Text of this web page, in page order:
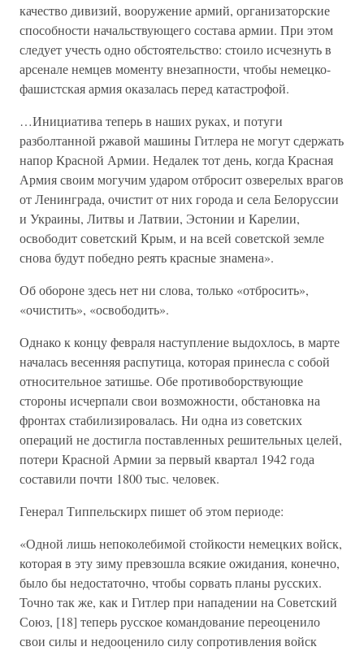
качество дивизий, вооружение армий, организаторские
способности начальствующего состава армии. При этом
следует учесть одно обстоятельство: стоило исчезнуть в
арсенале немцев моменту внезапности, чтобы немецко-
фашистская армия оказалась перед катастрофой.
…Инициатива теперь в наших руках, и потуги
разболтанной ржавой машины Гитлера не могут сдержать
напор Красной Армии. Недалек тот день, когда Красная
Армия своим могучим ударом отбросит озверелых врагов
от Ленинграда, очистит от них города и села Белоруссии
и Украины, Литвы и Латвии, Эстонии и Карелии,
освободит советский Крым, и на всей советской земле
снова будут победно реять красные знамена».
Об обороне здесь нет ни слова, только «отбросить»,
«очистить», «освободить».
Однако к концу февраля наступление выдохлось, в марте
началась весенняя распутица, которая принесла с собой
относительное затишье. Обе противоборствующие
стороны исчерпали свои возможности, обстановка на
фронтах стабилизировалась. Ни одна из советских
операций не достигла поставленных решительных целей,
потери Красной Армии за первый квартал 1942 года
составили почти 1800 тыс. человек.
Генерал Типпельскирх пишет об этом периоде:
«Одной лишь непоколебимой стойкости немецких войск,
которая в эту зиму превзошла всякие ожидания, конечно,
было бы недостаточно, чтобы сорвать планы русских.
Точно так же, как и Гитлер при нападении на Советский
Союз, [18] теперь русское командование переоценило
свои силы и недооценило силу сопротивления войск